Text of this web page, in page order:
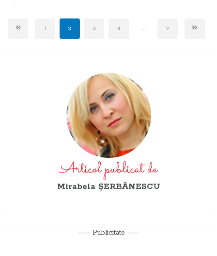
1 2 3 4 ... 7
Articol publicat de
Mirabela ŞERBĂNESCU
---- Publicitate ----